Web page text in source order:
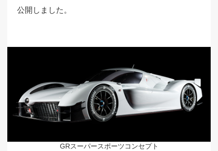
公開しました。
GRスーパースポーツコンセプト